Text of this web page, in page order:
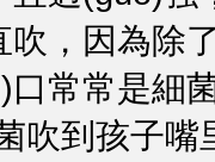
吹，因為除
常常是細菌
到孩子嘴里